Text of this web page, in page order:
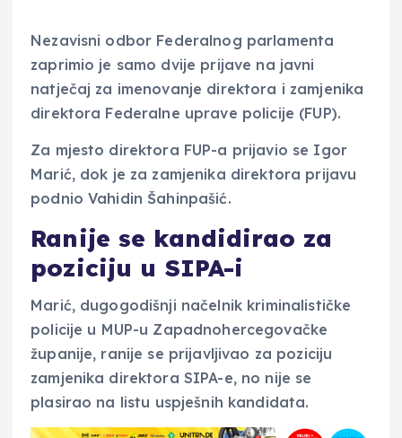
Nezavisni odbor Federalnog parlamenta
zaprimio je samo dvije prijave na javni
natječaj za imenovanje direktora i zamjenika
direktora Federalne uprave policije (FUP).
Za mjesto direktora FUP-a prijavio se Igor
Marić, dok je za zamjenika direktora prijavu
podnio Vahidin Šahinpašić.
Ranije se kandidirao za
poziciju u SIPA-i
Marić, dugogodišnji načelnik kriminalističke
policije u MUP-u Zapadnohercegovačke
županije, ranije se prijavljivao za poziciju
zamjenika direktora SIPA-e, no nije se
plasirao na listu uspješnih kandidata.